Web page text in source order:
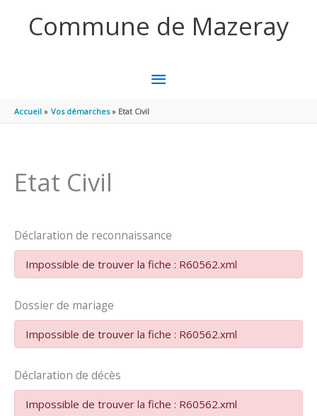
Commune de Mazeray
MENU
PRINCIPAL
Accueil Vos démarches Etat Civil
Etat Civil
Déclaration de reconnaissance
Impossible de trouver la fiche : R60562.xml
Dossier de mariage
Impossible de trouver la fiche : R60562.xml
Déclaration de décès
Impossible de trouver la fiche : R60562.xml